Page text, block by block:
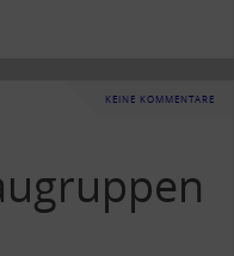
KEINE KOMMENTARE